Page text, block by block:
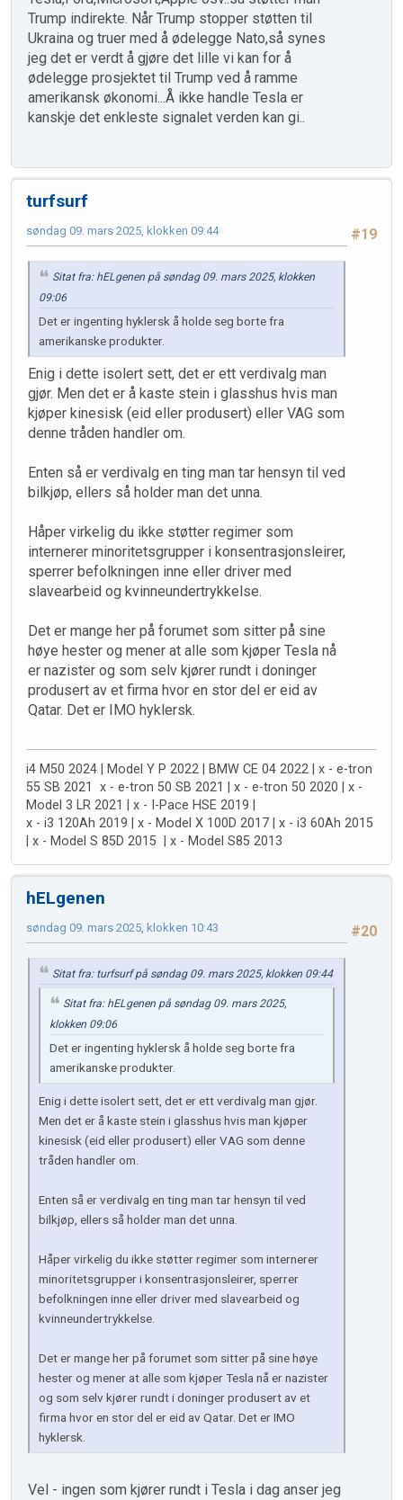
Trump indirekte. Når Trump stopper støtten til
Ukraina og truer med å ødelegge Nato,så synes
jeg det er verdt å gjøre det lille vi kan for å
ødelegge prosjektet til Trump ved å ramme
amerikansk økonomi...Å ikke handle Tesla er
kanskje det enkleste signalet verden kan gi..
turfsurf
#19
søndag 09. mars 2025, klokken 09:44
Sitat fra: hELgenen på søndag 09. mars 2025, klokken
09:06
Det er ingenting hyklersk å holde seg borte fra
amerikanske produkter.
Enig i dette isolert sett, det er ett verdivalg man
gjør. Men det er å kaste stein i glasshus hvis man
kjøper kinesisk (eid eller produsert) eller VAG som
denne tråden handler om.
Enten så er verdivalg en ting man tar hensyn til ved
bilkjøp, ellers så holder man det unna.
Håper virkelig du ikke støtter regimer som
internerer minoritetsgrupper i konsentrasjonsleirer,
sperrer befolkningen inne eller driver med
slavearbeid og kvinneundertrykkelse.
Det er mange her på forumet som sitter på sine
høye hester og mener at alle som kjøper Tesla nå
er nazister og som selv kjører rundt i doninger
produsert av et firma hvor en stor del er eid av
Qatar. Det er IMO hyklersk.
i4 M50 2024 | Model Y P 2022 | BMW CE 04 2022 | x - e-tron
55 SB 2021 x - e-tron 50 SB 2021 | x - e-tron 50 2020 | x -
Model 3 LR 2021 | x - I-Pace HSE 2019 |
x - i3 120Ah 2019 | x - Model X 100D 2017 | x - i3 60Ah 2015
| x - Model S 85D 2015 | x - Model S85 2013
hELgenen
#20
søndag 09. mars 2025, klokken 10:43
Sitat fra: turfsurf på søndag 09. mars 2025, klokken 09:44
Sitat fra: hELgenen på søndag 09. mars 2025,
klokken 09:06
Det er ingenting hyklersk å holde seg borte fra
amerikanske produkter.
Enig i dette isolert sett, det er ett verdivalg man gjør.
Men det er å kaste stein i glasshus hvis man kjøper
kinesisk (eid eller produsert) eller VAG som denne
tråden handler om.
Enten så er verdivalg en ting man tar hensyn til ved
bilkjøp, ellers så holder man det unna.
Håper virkelig du ikke støtter regimer som internerer
minoritetsgrupper i konsentrasjonsleirer, sperrer
befolkningen inne eller driver med slavearbeid og
kvinneundertrykkelse.
Det er mange her på forumet som sitter på sine høye
hester og mener at alle som kjøper Tesla nå er nazister
og som selv kjører rundt i doninger produsert av et
firma hvor en stor del er eid av Qatar. Det er IMO
hyklersk.
Vel - ingen som kjører rundt i Tesla i dag anser jeg